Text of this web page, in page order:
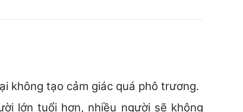
không tạo cảm giác quá phô trương.
lớn tuổi hơn, nhiều người sẽ không